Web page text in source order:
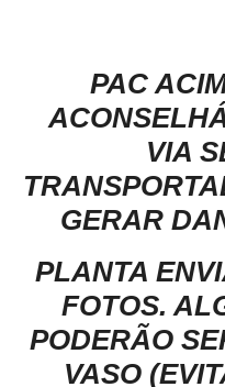
PAC
VIA
GERAR
PLANTA
FOTOS.
PODERÃO
VASO